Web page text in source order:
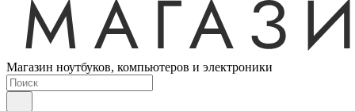
Магазин ноутбуков, компьютеров и электроники